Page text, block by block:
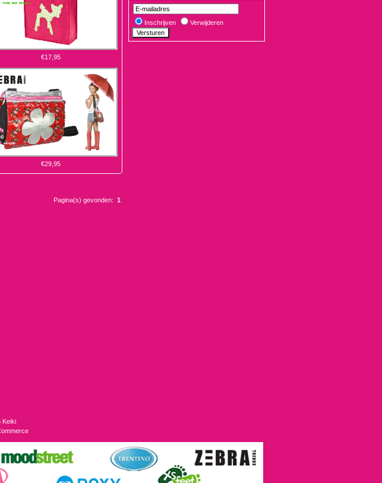
€17,95
€29,95
Pagina(s) gevonden: 1
Inschrijven Verwijderen
Keiki